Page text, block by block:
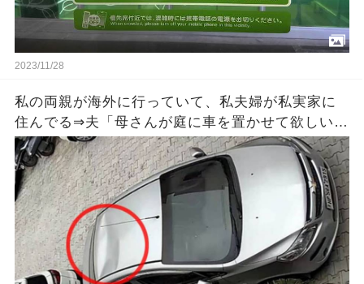
2023/11/28
私の両親が海外に行っていて、私夫婦が私実家に
住んでる⇒夫「母さんが庭に車を置かせて欲しいっ
て言うから庭つぶすね」私「無理だよ」⇒さらなる
ﾏｼﾞｷﾁ提案が待っていた…